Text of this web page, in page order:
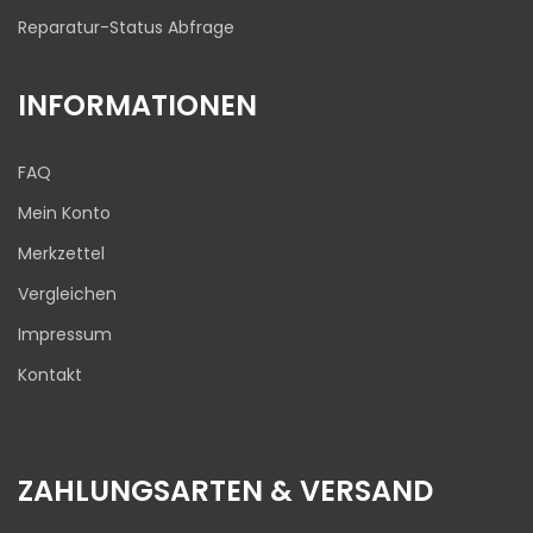
Reparatur-Status Abfrage
INFORMATIONEN
FAQ
Mein Konto
Merkzettel
Vergleichen
Impressum
Kontakt
ZAHLUNGSARTEN & VERSAND